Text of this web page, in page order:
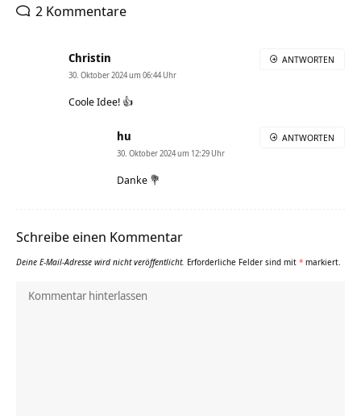
2 Kommentare
Christin
30. Oktober 2024 um 06:44 Uhr
Coole Idee! 👍
ANTWORTEN
hu
30. Oktober 2024 um 12:29 Uhr
Danke 💐
ANTWORTEN
Schreibe einen Kommentar
Deine E-Mail-Adresse wird nicht veröffentlicht. Erforderliche Felder sind mit * markiert.